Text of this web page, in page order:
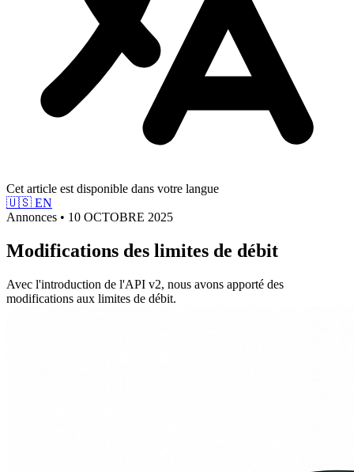
Cet article est disponible dans votre langue
🇺🇸 EN
Annonces • 10 OCTOBRE 2025
Modifications des limites de débit
Avec l'introduction de l'API v2, nous avons apporté des
modifications aux limites de débit.